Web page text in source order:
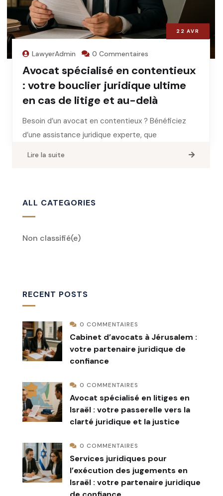
22 AVR
LawyerAdmin 0 Commentaires
Avocat spécialisé en contentieux
: votre bouclier juridique ultime
en cas de litige et au-delà
Besoin d’un avocat en contentieux ? Bénéficiez
d’une assistance juridique experte, que
Lire la suite
ALL CATEGORIES
Non classifié(e)
RECENT POSTS
0 COMMENTAIRES
Cabinet d’avocats à Jérusalem :
votre partenaire juridique de
confiance
0 COMMENTAIRES
Avocat spécialisé en litiges en
Israël : votre passerelle vers la
clarté juridique et la justice
0 COMMENTAIRES
Services juridiques pour
l’exécution des jugements en
Israël : votre partenaire juridique